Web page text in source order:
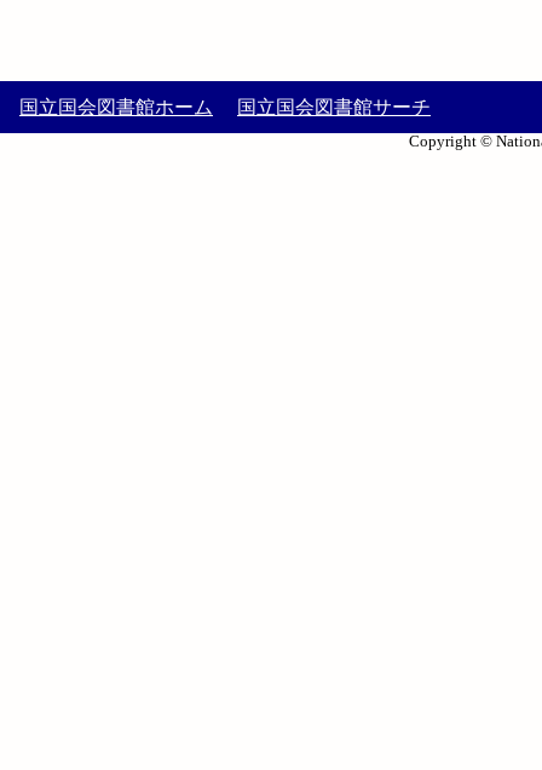
国立国会図書館ホーム 国立国会図書館サーチ
Copyright ©